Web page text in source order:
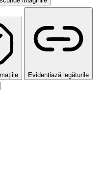
Evidențiază legăturile